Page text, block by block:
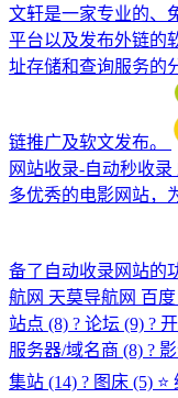
文轩是一家专业的、
平台以及发布外链的
址存储和查询服务的
链推广及软文发布。
网站收录-自动秒收录
多优秀的电影网站，
备了自动收录网站的
航网 天莫导航网 百
站点 (8) ? 论坛 (9) ?
服务器/域名商 (8) ?
集站 (14) ? 图床 (5)